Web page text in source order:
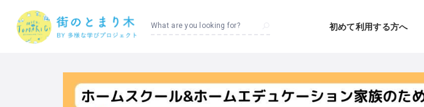
What are you looking for? 初めて利用する方へ